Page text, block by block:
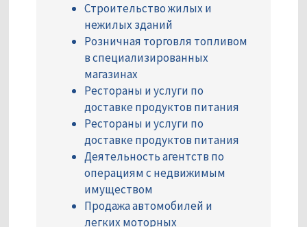
Строительство жилых и
нежилых зданий
Розничная торговля топливом
в специализированных
магазинах
Рестораны и услуги по
доставке продуктов питания
Рестораны и услуги по
доставке продуктов питания
Деятельность агентств по
операциям с недвижимым
имуществом
Продажа автомобилей и
легких моторных